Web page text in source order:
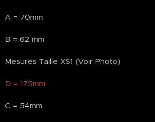
A = 70mm
B = 62 mm
Mesures Taille XS1 (Voir Photo)
D = 175mm
C = 54mm